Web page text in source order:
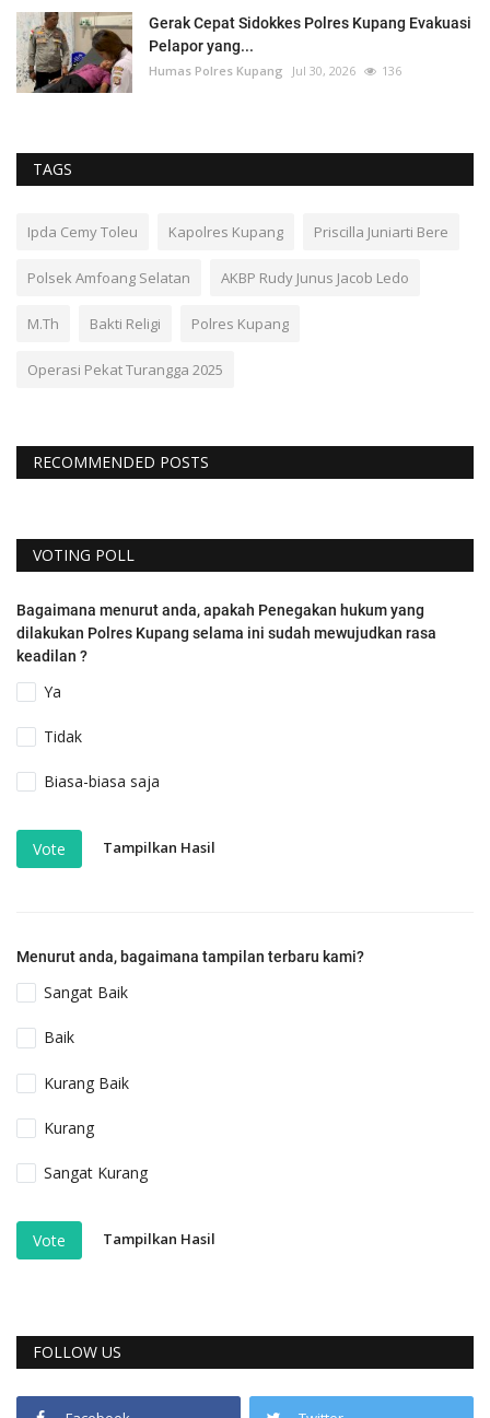
Gerak Cepat Sidokkes Polres Kupang Evakuasi
Pelapor yang...
Humas Polres Kupang Jul 30, 2026 136
TAGS
Ipda Cemy Toleu Kapolres Kupang Priscilla Juniarti Bere
Polsek Amfoang Selatan AKBP Rudy Junus Jacob Ledo
M.Th Bakti Religi Polres Kupang
Operasi Pekat Turangga 2025
RECOMMENDED POSTS
VOTING POLL
Bagaimana menurut anda, apakah Penegakan hukum yang
dilakukan Polres Kupang selama ini sudah mewujudkan rasa
keadilan ?
Ya
Tidak
Biasa-biasa saja
Vote Tampilkan Hasil
Menurut anda, bagaimana tampilan terbaru kami?
Sangat Baik
Baik
Kurang Baik
Kurang
Sangat Kurang
Vote Tampilkan Hasil
FOLLOW US